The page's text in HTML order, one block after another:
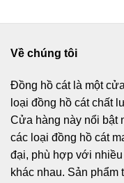
Về chúng tôi
Đồng hồ cátlà một
loại đồng hồ cát chất
Cửa hàng này nổi bật
các loại đồng hồ cát
đại, phù hợp với
khác nhau. Sản